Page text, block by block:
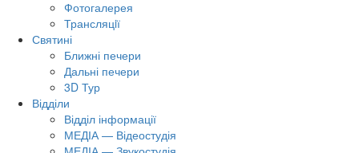
Фотогалерея
Трансляцiї
Святині
Ближні печери
Дальні печери
3D Тур
Відділи
Відділ інформації
МЕДІА — Відеостудія